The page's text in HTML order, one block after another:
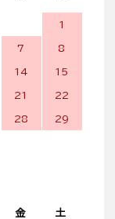
1
7 8
14 15
21 22
28 29
金 土